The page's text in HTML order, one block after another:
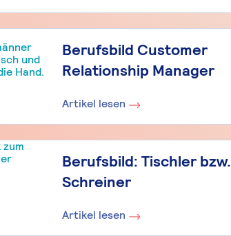
Berufsbild Customer
Relationship Manager
Artikel lesen
Berufsbild: Tischler bzw.
Schreiner
Artikel lesen